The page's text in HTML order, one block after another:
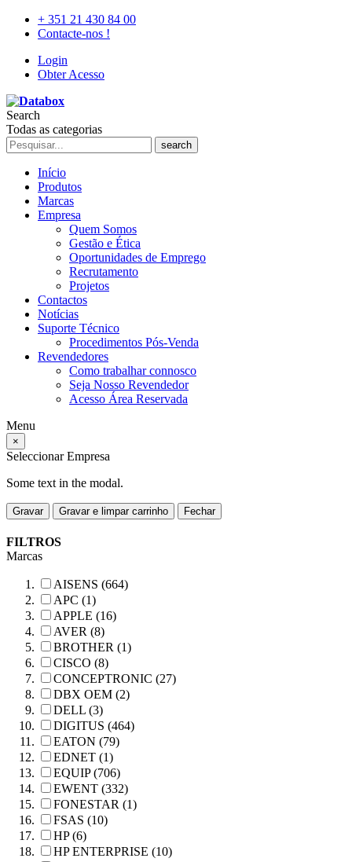
+ 351 21 430 84 00
Contacte-nos !
Login
Obter Acesso
Search
Todas as categorias
search
Início
Produtos
Marcas
Empresa
Quem Somos
Gestão e Ética
Oportunidades de Emprego
Recrutamento
Projetos
Contactos
Notícias
Suporte Técnico
Procedimentos Pós-Venda
Revendedores
Como trabalhar connosco
Seja Nosso Revendedor
Acesso Área Reservada
Menu
×
Seleccionar Empresa
Some text in the modal.
Gravar Gravar e limpar carrinho Fechar
FILTROS
Marcas
AISENS (664)
APC (1)
APPLE (16)
AVER (8)
BROTHER (1)
CISCO (8)
CONCEPTRONIC (27)
DBX OEM (2)
DELL (3)
DIGITUS (464)
EATON (79)
EDNET (1)
EQUIP (706)
EWENT (332)
FONESTAR (1)
FSAS (10)
HP (6)
HP ENTERPRISE (10)